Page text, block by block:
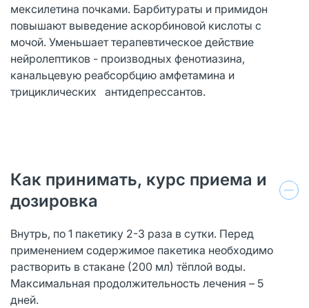
мексилетина почками. Барбитураты и примидон
повышают выведение аскорбиновой кислоты с
мочой. Уменьшает терапевтическое действие
нейролептиков - производных фенотиазина,
канальцевую реабсорбцию амфетамина и
трициклических антидепрессантов.
Как принимать, курс приема и
дозировка
Внутрь, по 1 пакетику 2-3 раза в сутки. Перед
применением содержимое пакетика необходимо
растворить в стакане (200 мл) тёплой воды.
Максимальная продолжительность лечения – 5
дней.